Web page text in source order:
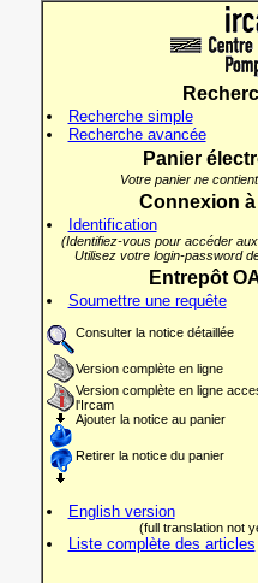
Recherche simple
Recherche avancée
Panier
Votre panier ne
Connexion
Identification
(Identifiez-vous pour accéder
Utilisez votre login-password
Entrepôt
Soumettre une requête
Consulter la notice détaillée
Version complète en ligne
Version complète en ligne
l'Ircam
Ajouter la notice au panier
Retirer la notice du panier
English version
(full translation not
Liste complète des articles